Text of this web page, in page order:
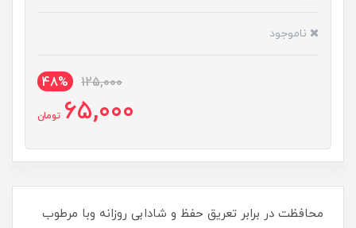
ناموجود
125,000
48%
65,000 تومان
محافظت در برابر تعریق حفظ و شادابی روزانه وبا مرطوب